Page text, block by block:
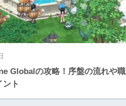
Globalの攻略！序盤の流れや職
ント